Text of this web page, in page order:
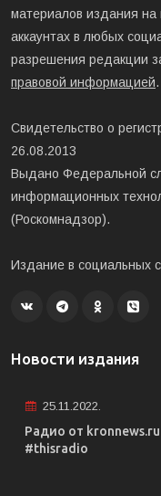
материалов издания на
аккаунтах в любых
разрешения редакции
правовой информацией.
Свидетельство о
26.08.2013
Выдано Федеральной
информационных
(Роскомнадзор).
Издание в социальных
Новости издания
25.11.2022.
Радио от
#thisradio